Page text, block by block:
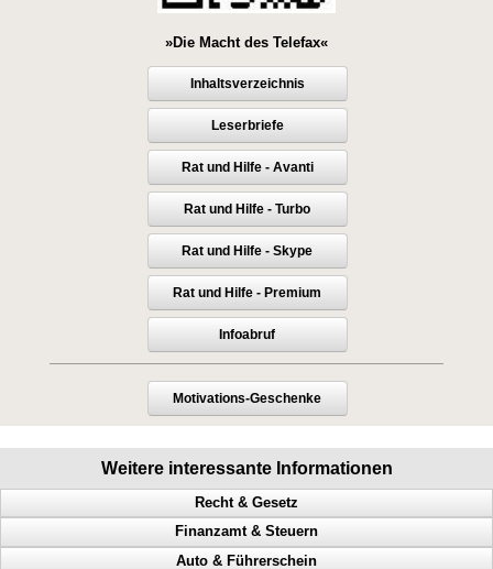
»Die Macht des Telefax«
Inhaltsverzeichnis
Leserbriefe
Rat und Hilfe - Avanti
Rat und Hilfe - Turbo
Rat und Hilfe - Skype
Rat und Hilfe - Premium
Infoabruf
Motivations-Geschenke
Weitere interessante Informationen
Recht & Gesetz
Prozess, Gericht, Fehlentscheidungen, Richter
Finanzamt & Steuern
Auto & Führerschein